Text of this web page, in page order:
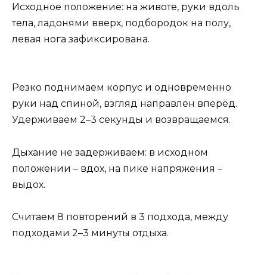
Исходное положение: на животе, руки вдоль
тела, ладонями вверх, подбородок на полу,
левая нога зафиксирована.
Резко поднимаем корпус и одновременно
руки над спиной, взгляд направлен вперёд.
Удерживаем 2–3 секунды и возвращаемся.
Дыхание не задерживаем: в исходном
положении – вдох, на пике напряжения –
выдох.
Считаем 8 повторений в 3 подхода, между
подходами 2–3 минуты отдыха.